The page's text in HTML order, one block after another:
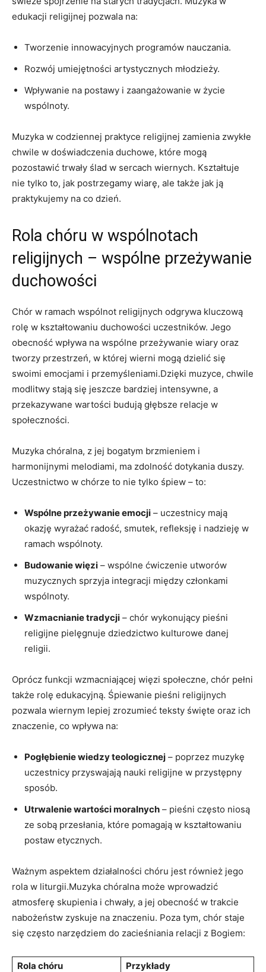
edukacji religijnej pozwala na:
Tworzenie innowacyjnych programów nauczania.
Rozwój umiejętności artystycznych młodzieży.
Wpływanie na postawy i zaangażowanie w życie
wspólnoty.
Muzyka w codziennej praktyce religijnej zamienia zwykłe
chwile w doświadczenia duchowe, które mogą
pozostawić trwały ślad w sercach wiernych. Kształtuje
nie tylko to, jak postrzegamy wiarę, ale także jak ją
praktykujemy na co dzień.
Rola chóru w wspólnotach
religijnych – wspólne przeżywanie
duchowości
Chór w ramach wspólnot religijnych odgrywa kluczową
rolę w kształtowaniu duchowości uczestników. Jego
obecność wpływa na wspólne przeżywanie wiary oraz
tworzy przestrzeń, w której wierni mogą dzielić się
swoimi emocjami i przemyśleniami.Dzięki muzyce, chwile
modlitwy stają się jeszcze bardziej intensywne, a
przekazywane wartości budują głębsze relacje w
społeczności.
Muzyka chóralna, z jej bogatym brzmieniem i
harmonijnymi melodiami, ma zdolność dotykania duszy.
Uczestnictwo w chórze to nie tylko śpiew – to:
Wspólne przeżywanie emocji – uczestnicy mają
okazję wyrażać radość, smutek, refleksję i nadzieję w
ramach wspólnoty.
Budowanie więzi – wspólne ćwiczenie utworów
muzycznych sprzyja integracji między członkami
wspólnoty.
Wzmacnianie tradycji – chór wykonujący pieśni
religijne pielęgnuje dziedzictwo kulturowe danej
religii.
Oprócz funkcji wzmacniającej więzi społeczne, chór pełni
także rolę edukacyjną. Śpiewanie pieśni religijnych
pozwala wiernym lepiej zrozumieć teksty święte oraz ich
znaczenie, co wpływa na:
Pogłębienie wiedzy teologicznej – poprzez muzykę
uczestnicy przyswajają nauki religijne w przystępny
sposób.
Utrwalenie wartości moralnych – pieśni często niosą
ze sobą przesłania, które pomagają w kształtowaniu
postaw etycznych.
Ważnym aspektem działalności chóru jest również jego
rola w liturgii.Muzyka chóralna może wprowadzić
atmosferę skupienia i chwały, a jej obecność w trakcie
nabożeństw zyskuje na znaczeniu. Poza tym, chór staje
się często narzędziem do zacieśniania relacji z Bogiem:
Rola chóru
Przykłady